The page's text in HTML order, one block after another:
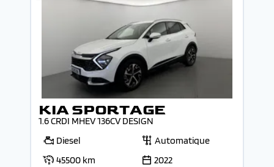
KIA SPORTAGE
1.6 CRDI MHEV 136CV DESIGN
Diesel
Automatique
45500 km
2022